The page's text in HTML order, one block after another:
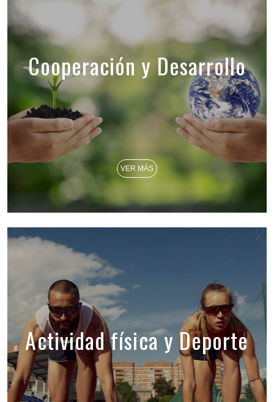
Cooperación y Desarrollo
VER MÁS
Actividad física y Deporte